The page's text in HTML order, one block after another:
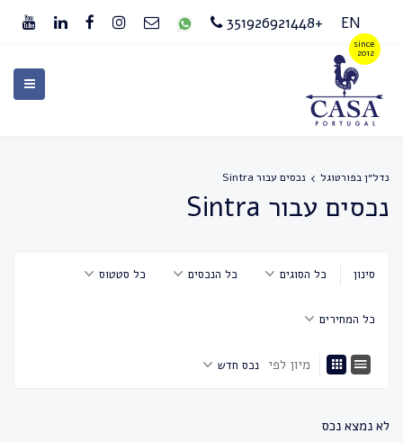
EN
+351926921448
נדל״ן בפורטוגל נכסים עבור Sintra
נכסים עבור Sintra
סינון כל הסוגים כל הנכסים כל סטטוס
כל המחירים
מיון לפי נכס חדש
לא נמצא נכס